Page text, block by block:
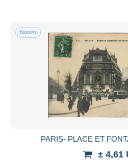
Nuovo
PARIS- PLACE ET
± 4,61